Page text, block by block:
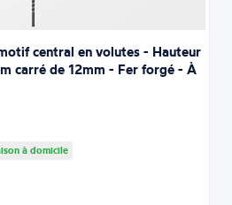
central en volutes - Hauteur
carré de 12mm - Fer forgé - À
à domicile